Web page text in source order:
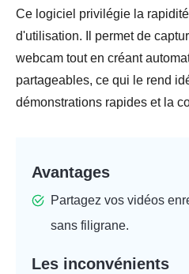
Ce logiciel privilégie la
d'utilisation. Il permet de
webcam tout en créant
partageables, ce qui le rend
démonstrations rapides et la
Avantages
Partagez vos vidéos
sans filigrane.
Les inconvénients